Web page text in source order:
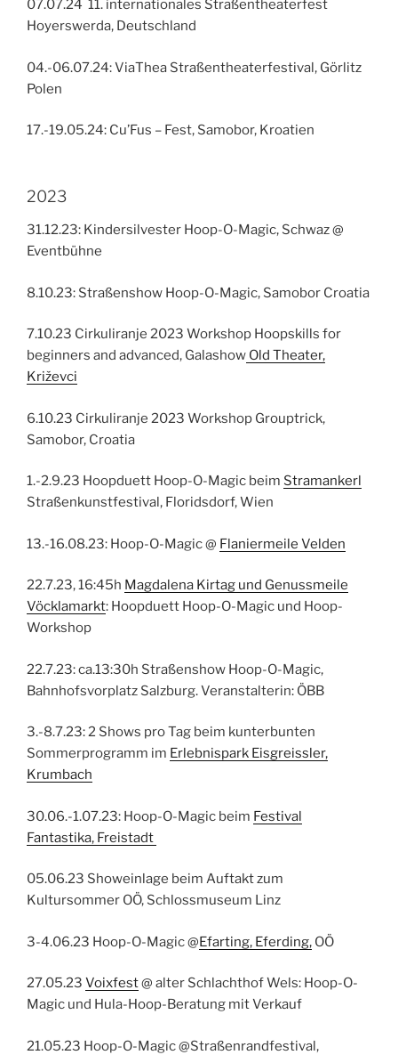
07.07.24 11. internationales Straßentheaterfest
Hoyerswerda, Deutschland
04.-06.07.24: ViaThea Straßentheaterfestival, Görlitz
Polen
17.-19.05.24: Cu’Fus – Fest, Samobor, Kroatien
2023
31.12.23: Kindersilvester Hoop-O-Magic, Schwaz @
Eventbühne
8.10.23: Straßenshow Hoop-O-Magic, Samobor Croatia
7.10.23 Cirkuliranje 2023 Workshop Hoopskills for
beginners and advanced, Galashow Old Theater,
Križevci
6.10.23 Cirkuliranje 2023 Workshop Grouptrick,
Samobor, Croatia
1.-2.9.23 Hoopduett Hoop-O-Magic beim Stramankerl
Straßenkunstfestival, Floridsdorf, Wien
13.-16.08.23: Hoop-O-Magic @ Flaniermeile Velden
22.7.23, 16:45h Magdalena Kirtag und Genussmeile
Vöcklamarkt: Hoopduett Hoop-O-Magic und Hoop-
Workshop
22.7.23: ca.13:30h Straßenshow Hoop-O-Magic,
Bahnhofsvorplatz Salzburg. Veranstalterin: ÖBB
3.-8.7.23: 2 Shows pro Tag beim kunterbunten
Sommerprogramm im Erlebnispark Eisgreissler,
Krumbach
30.06.-1.07.23: Hoop-O-Magic beim Festival
Fantastika, Freistadt
05.06.23 Showeinlage beim Auftakt zum
Kultursommer OÖ, Schlossmuseum Linz
3-4.06.23 Hoop-O-Magic @Efarting, Eferding, OÖ
27.05.23 Voixfest@ alter Schlachthof Wels: Hoop-O-
Magic und Hula-Hoop-Beratung mit Verkauf
21.05.23 Hoop-O-Magic @Straßenrandfestival,